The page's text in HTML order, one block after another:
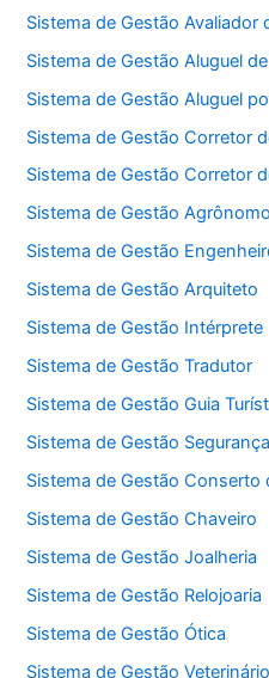
Sistema de Gestão Avaliador
Sistema de Gestão Aluguel
Sistema de Gestão Aluguel
Sistema de Gestão Corretor
Sistema de Gestão Corretor
Sistema de Gestão Agrônomo
Sistema de Gestão
Sistema de Gestão Arquiteto
Sistema de Gestão Intérprete
Sistema de Gestão Tradutor
Sistema de Gestão Guia
Sistema de Gestão
Sistema de Gestão Conserto
Sistema de Gestão Chaveiro
Sistema de Gestão Joalheria
Sistema de Gestão Relojoaria
Sistema de Gestão Ótica
Sistema de Gestão